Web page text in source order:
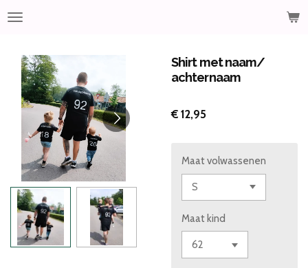
Ga
hoofdinhoud
Shirt met naam/
achternaam
€ 12,95
Maat volwassenen
Maat kind